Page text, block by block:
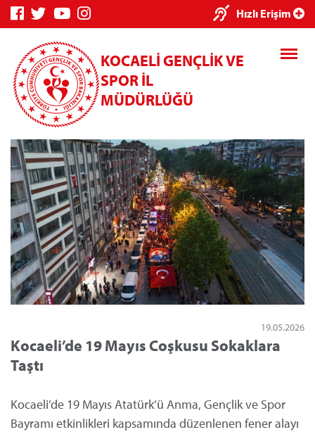
Hızlı Erişim
KOCAELİ GENÇLİK VE
SPOR İL
MÜDÜRLÜĞÜ
19.05.2026
Kocaeli’de 19 Mayıs Coşkusu Sokaklara
Taştı
Kocaeli’de 19 Mayıs Atatürk’ü Anma, Gençlik ve Spor
Bayramı etkinlikleri kapsamında düzenlenen fener alayı
×
Genç Bilgi
Sistemi
Spor Bilgi
Sistemi
Kredi/Yurt
İşlemleri
Kredi/Yurt E-
Ödeme